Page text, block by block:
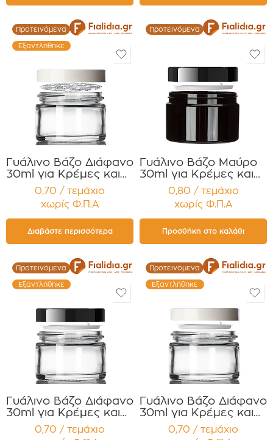
Προτεινόμενα
Εξαντλήθηκε
Γυάλινο Βάζο Διάφανο
30ml για Κρέμες και
Κηραλοιφές με λευκό
Γυαλιστερό Καπάκι
Παρέμβυσμα Press
Liner Συσκευασία 12
τεμαχίων
0,70 / τεμάχιο
χωρίς Φ.Π.Α
Διαβάστε περισσότερα
Προτεινόμενα
Γυάλινο Βάζο Μαύρο
30ml για Κρέμες και
Κηραλοιφές με Μαύρο
Γυαλιστερό Καπάκι
Παρέμβυσμα
Συσκευασία 12
τεμαχίων
0,80 / τεμάχιο
χωρίς Φ.Π.Α
Προσθήκη στο καλάθι
Προτεινόμενα
Εξαντλήθηκε
Γυάλινο Βάζο Διάφανο
30ml για Κρέμες και
Κηραλοιφές με Μαύρο
Γυαλιστερό Καπάκι
0,70 / τεμάχιο
Προτεινόμενα
Εξαντλήθηκε
Γυάλινο Βάζο Διάφανο
30ml για Κρέμες και
Κηραλοιφές με Λευκό
Γυαλιστερό Καπάκι
0,70 / τεμάχιο